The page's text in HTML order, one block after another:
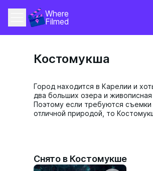
Where
Filmed
Костомукша
Город находится в Карелии и
два больших озера и
Поэтому если требуются съемки
отличной природой, то
Снято в Костомукше